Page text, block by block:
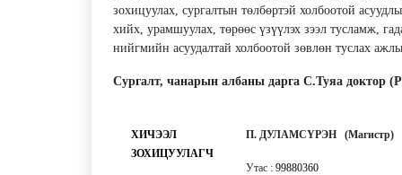
зохицуулах, сургалтын төлбөртэй холбоотой
хийх, урамшуулах, төрөөс үзүүлэх зээл тусламж,
нийгмийн асуудалтай холбоотой зөвлөн туслах
Сургалт, чанарын албаны дарга С.Туяа доктор
ХИЧЭЭЛ
ЗОХИЦУУЛАГЧ
П. ДУЛАМСҮРЭН (Магистр)
Утас : 99880360